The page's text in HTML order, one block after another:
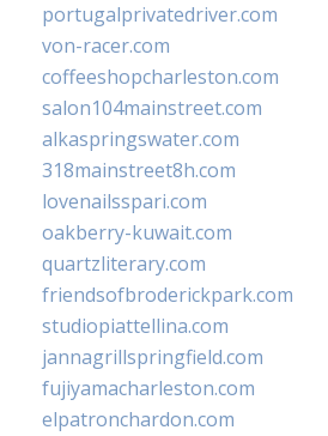
portugalprivatedriver.com
von-racer.com
coffeeshopcharleston.com
salon104mainstreet.com
alkaspringswater.com
318mainstreet8h.com
lovenailsspari.com
oakberry-kuwait.com
quartzliterary.com
friendsofbroderickpark.com
studiopiattellina.com
jannagrillspringfield.com
fujiyamacharleston.com
elpatronchardon.com